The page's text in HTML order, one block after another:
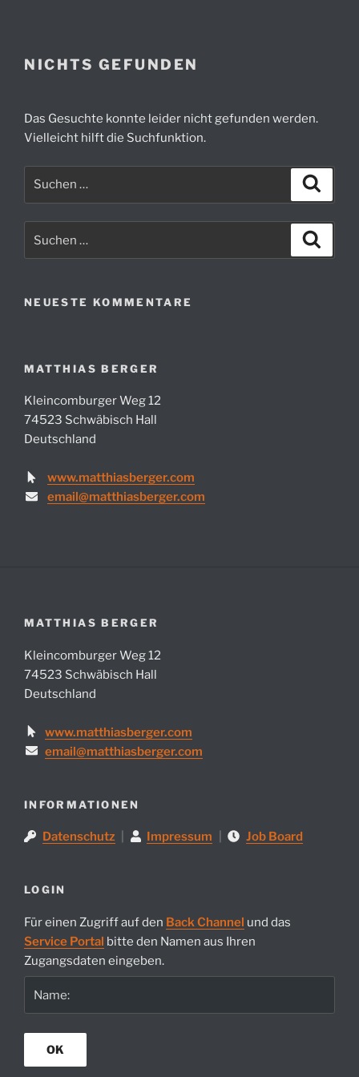
NICHTS GEFUNDEN
Das Gesuchte konnte leider nicht gefunden werden.
Vielleicht hilft die Suchfunktion.
nach:
NEUESTE KOMMENTARE
MATTHIAS BERGER
Kleincomburger Weg 12
74523 Schwäbisch Hall
Deutschland
www.matthiasberger.com
email@matthiasberger.com
MATTHIAS BERGER
Kleincomburger Weg 12
74523 Schwäbisch Hall
Deutschland
www.matthiasberger.com
email@matthiasberger.com
INFORMATIONEN
Datenschutz Impressum Job Board
LOGIN
Für einen Zugriff auf den Back Channel und das
Service Portal bitte den Namen aus Ihren
Zugangsdaten eingeben.